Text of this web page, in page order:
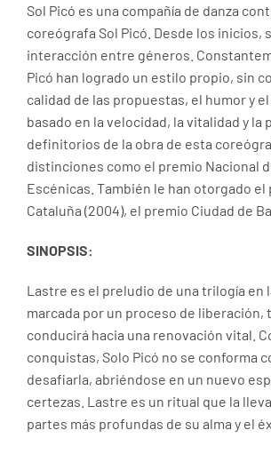
Sol Picó es una compañía de danza
coreógrafa Sol Picó. Desde los inicios,
interacción entre géneros.
Picó han logrado un estilo propio, sin
calidad de las propuestas, el humor y
basado en la velocidad, la vitalidad y
definitorios de la obra de esta
distinciones como el premio Nacional
Escénicas. También le han otorgado
Cataluña (2004), el premio Ciudad de
SINOPSIS:
Lastre es el preludio de una trilogía en
marcada por un proceso de liberación,
conducirá hacia una renovación vital.
conquistas, Solo Picó no se conforma
desafiarla, abriéndose en un nuevo
certezas. Lastre es un ritual que la
partes más profundas de su alma y el